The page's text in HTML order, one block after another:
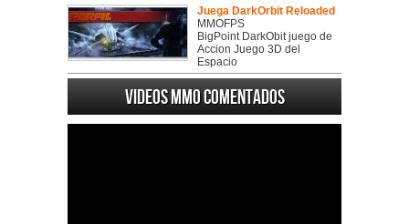
Juega DarkOrbit Reloaded
MMOFPS
BigPoint DarkObit juego de
Accion Juego 3D del
Espacio
Videos MMO Comentados